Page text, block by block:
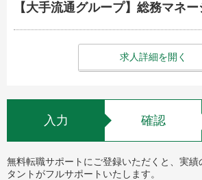
【大手流通グループ】総務マネ
求人詳細を開く
入力 確認
無料転職サポートにご登録いただくと、実
タントがフルサポートいたします。